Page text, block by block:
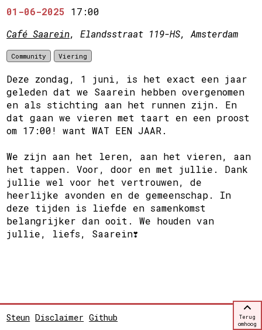
01-06-2025
17:00
Café Saarein, Elandsstraat 119-HS, Amsterdam
Community Viering
Deze zondag, 1 juni, is het exact een jaar
geleden dat we Saarein hebben overgenomen
en als stichting aan het runnen zijn. En
dat gaan we vieren met taart en een proost
om 17:00! want WAT EEN JAAR.
We zijn aan het leren, aan het vieren, aan
het tappen. Voor, door en met jullie. Dank
jullie wel voor het vertrouwen, de
heerlijke avonden en de gemeenschap. In
deze tijden is liefde en samenkomst
belangrijker dan ooit. We houden van
jullie, liefs, Saarein❣️
Steun Disclaimer Github
Terug
omhoog